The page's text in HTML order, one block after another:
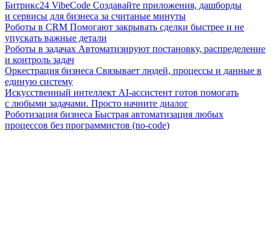
Битрикс24 VibeCode Создавайте приложения, дашборды
и сервисы для бизнеса за считаные минуты
Роботы в CRM Помогают закрывать сделки быстрее и не
упускать важные детали
Роботы в задачах Автоматизируют постановку, распределение
и контроль задач
Оркестрация бизнеса Связывает людей, процессы и данные в
единую систему
Искусственный интеллект AI-ассистент готов помогать
с любыми задачами. Просто начните диалог
Роботизация бизнеса Быстрая автоматизация любых
процессов без программистов (no-code)